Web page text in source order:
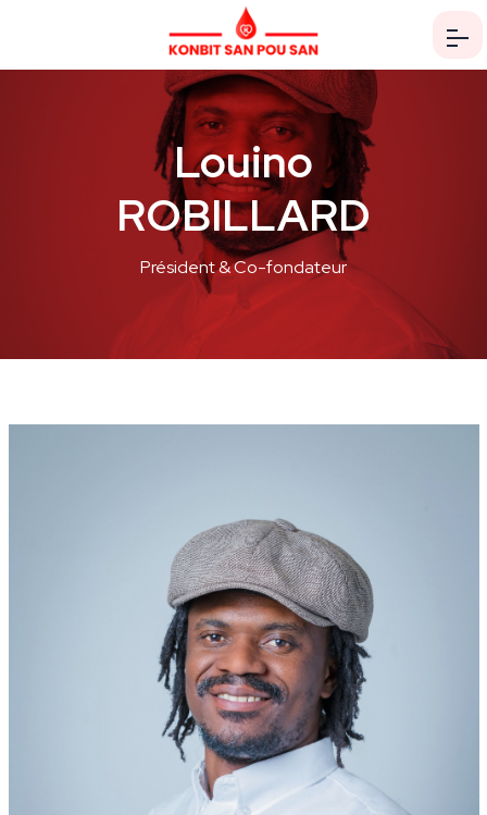
Louino
ROBILLARD
Président & Co-fondateur